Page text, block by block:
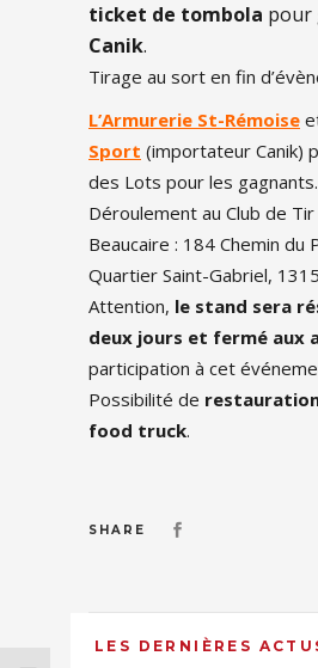
ticket de tombola pour
Canik.
Tirage au sort en fin
L’Armurerie St-Rémoise
Sport (importateur Canik)
des Lots pour les gagnants.
Déroulement au Club de
Beaucaire : 184 Chemin du
Quartier Saint-Gabriel,
Attention, le stand sera
deux jours et fermé aux
participation à cet
Possibilité de
food truck.
SHARE
LES DERNIÈRES